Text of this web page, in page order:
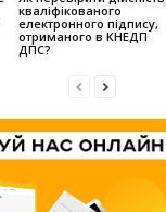
кваліфікованого
електронного підпису,
отриманого в КНЕДП
ДПС?